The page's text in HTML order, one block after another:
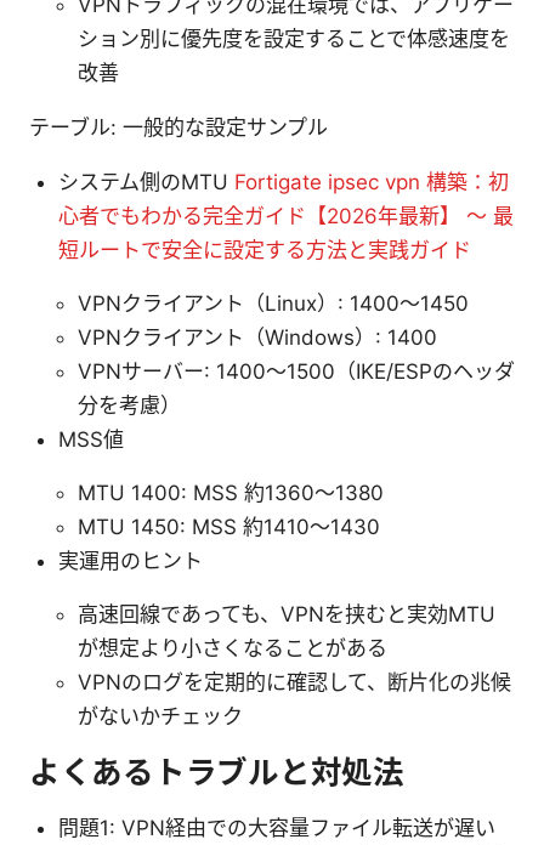
ション別に優先度を設定することで体感速度を
改善
テーブル: 一般的な設定サンプル
システム側のMTU Fortigate ipsec vpn 構築：初
心者でもわかる完全ガイド【2026年最新】 〜 最
短ルートで安全に設定する方法と実践ガイド
VPNクライアント（Linux）: 1400〜1450
VPNクライアント（Windows）: 1400
VPNサーバー: 1400〜1500（IKE/ESPのヘッダ
分を考慮）
MSS値
MTU 1400: MSS 約1360〜1380
MTU 1450: MSS 約1410〜1430
実運用のヒント
高速回線であっても、VPNを挟むと実効MTU
が想定より小さくなることがある
VPNのログを定期的に確認して、断片化の兆候
がないかチェック
よくあるトラブルと対処法
問題1: VPN経由での大容量ファイル転送が遅い